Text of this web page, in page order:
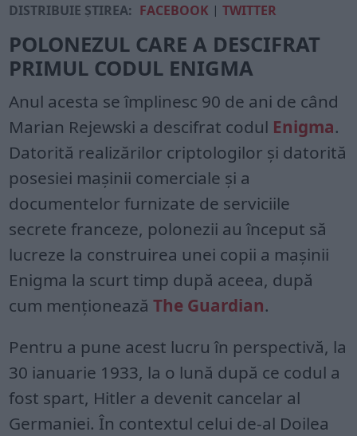
DISTRIBUIE ȘTIREA: FACEBOOK |TWITTER
POLONEZUL CARE A DESCIFRAT
PRIMUL CODUL ENIGMA
Anul acesta se împlinesc 90 de ani de când
Marian Rejewski a descifrat codul Enigma.
Datorită realizărilor criptologilor și datorită
posesiei mașinii comerciale și a
documentelor furnizate de serviciile
secrete franceze, polonezii au început să
lucreze la construirea unei copii a mașinii
Enigma la scurt timp după aceea, după
cum menționeazăThe Guardian.
Pentru a pune acest lucru în perspectivă, la
30 ianuarie 1933, la o lună după ce codul a
fost spart, Hitler a devenit cancelar al
Germaniei. În contextul celui de-al Doilea